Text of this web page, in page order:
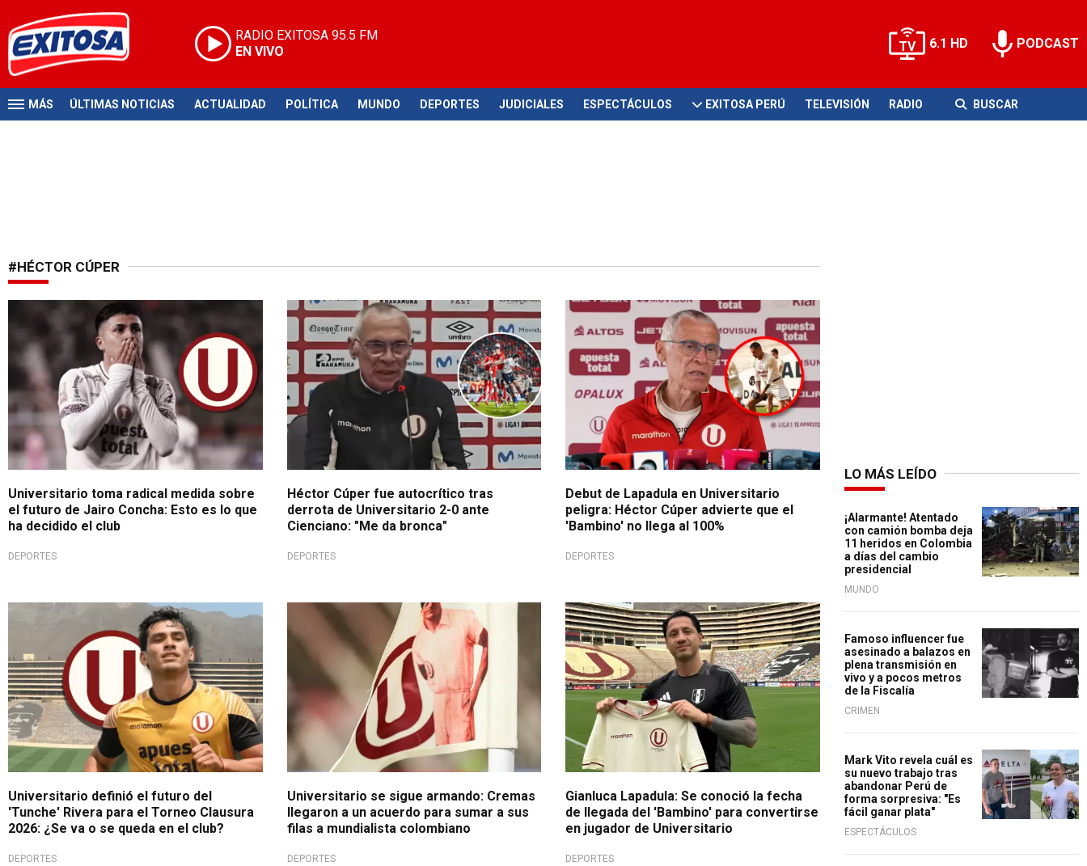
RADIO EXITOSA 95.5 FM
EN VIVO
6.1 HD PODCAST
MÁS ÚLTIMAS NOTICIAS ACTUALIDAD POLÍTICA MUNDO DEPORTES JUDICIALES ESPECTÁCULOS EXITOSA PERÚ TELEVISIÓN RADIO BUSCAR
#HÉCTOR CÚPER
Toman cartas en el asunto
Universitario toma radical medida sobre
el futuro de Jairo Concha: Esto es lo que
ha decidido el club
DEPORTES
No está conforme
Héctor Cúper fue autocrítico tras
derrota de Universitario 2-0 ante
Cienciano: "Me da bronca"
DEPORTES
Expectativa en duda
Debut de Lapadula en Universitario
peligra: Héctor Cúper advierte que el
'Bambino' no llega al 100%
DEPORTES
Universitario definió el futuro del
'Tunche' Rivera para el Torneo Clausura
2026: ¿Se va o se queda en el club?
DEPORTES
Gran fichaje
Universitario se sigue armando: Cremas
llegaron a un acuerdo para sumar a sus
filas a mundialista colombiano
DEPORTES
Todo listo
Gianluca Lapadula: Se conoció la fecha
de llegada del 'Bambino' para convertirse
en jugador de Universitario
DEPORTES
LO MÁS LEÍDO
¡Alarmante! Atentado
con camión bomba deja
11 heridos en Colombia
a días del cambio
presidencial
MUNDO
Famoso influencer fue
asesinado a balazos en
plena transmisión en
vivo y a pocos metros
de la Fiscalía
CRIMEN
Mark Vito revela cuál es
su nuevo trabajo tras
abandonar Perú de
forma sorpresiva: "Es
fácil ganar plata"
ESPECTÁCULOS